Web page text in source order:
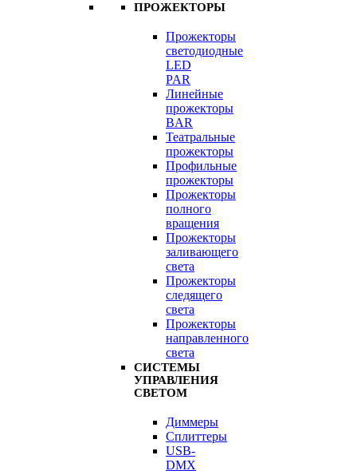
ПРОЖЕКТОРЫ
Прожекторы
светодиодные
LED
PAR
Линейные
прожекторы
BAR
Театральные
прожекторы
Профильные
прожекторы
Прожекторы
полного
вращения
Прожекторы
заливающего
света
Прожекторы
следящего
света
Прожекторы
направленного
света
СИСТЕМЫ
УПРАВЛЕНИЯ
СВЕТОМ
Диммеры
Сплиттеры
USB-
DMX